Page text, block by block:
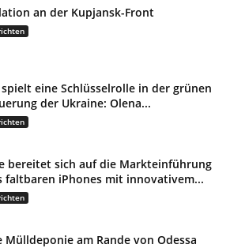
an der Kupjansk-Front
eine Schlüsselrolle in der grünen
der Ukraine: Olena...
bereitet sich auf die Markteinführung
faltbaren iPhones mit innovativem...
Mülldeponie am Rande von Odessa